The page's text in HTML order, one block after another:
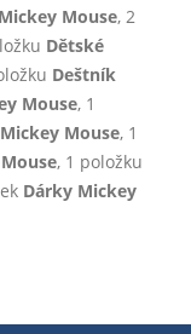
Mouse, 2
Dětské
Deštník
Mouse, 1
Mouse, 1
, 1 položku
Dárky Mickey